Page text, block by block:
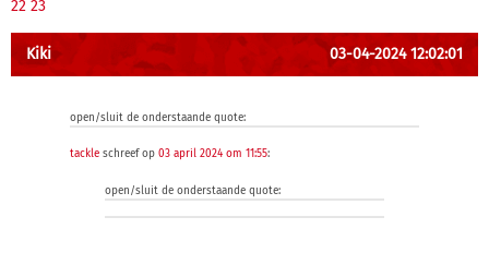
22 23
Kiki 03-04-2024 12:02:01
open/sluit de onderstaande quote:
tackle schreef op 03 april 2024 om 11:55:
open/sluit de onderstaande quote: